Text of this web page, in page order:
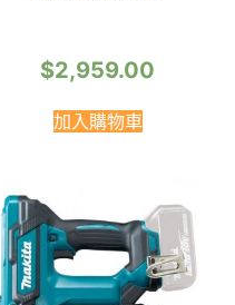
$2,959.00
加入購物車